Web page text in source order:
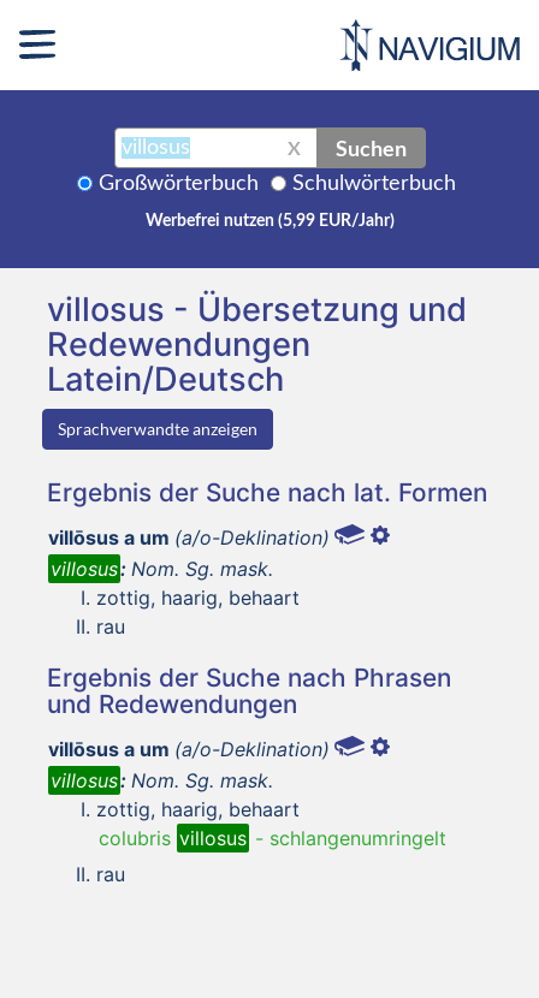
X Suchen
Großwörterbuch Schulwörterbuch
Werbefrei nutzen (5,99 EUR/Jahr)
villosus - Übersetzung und
Redewendungen
Latein/Deutsch
Sprachverwandte anzeigen
Ergebnis der Suche nach lat. Formen
villōsus a um (a/o-Deklination)
villosus: Nom. Sg. mask.
zottig, haarig, behaart
rau
Ergebnis der Suche nach Phrasen
und Redewendungen
villōsus a um (a/o-Deklination)
villosus: Nom. Sg. mask.
zottig, haarig, behaart
colubris villosus - schlangenumringelt
rau